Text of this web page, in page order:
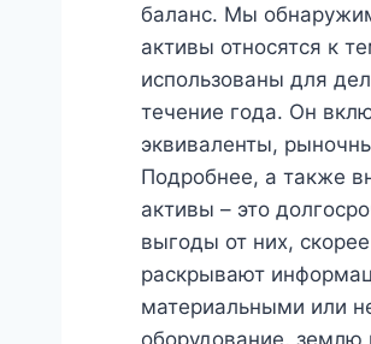
баланс. Мы
активы относятся к
использованы для
течение года. Он
эквиваленты,
Подробнее, а также
активы – это
выгоды от них,
раскрывают
материальными или
оборудование, землю